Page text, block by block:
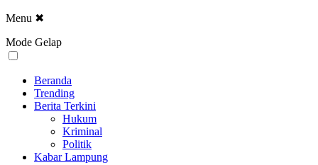
Menu ✖
Mode Gelap
Beranda
Trending
Berita Terkini
Hukum
Kriminal
Politik
Kabar Lampung